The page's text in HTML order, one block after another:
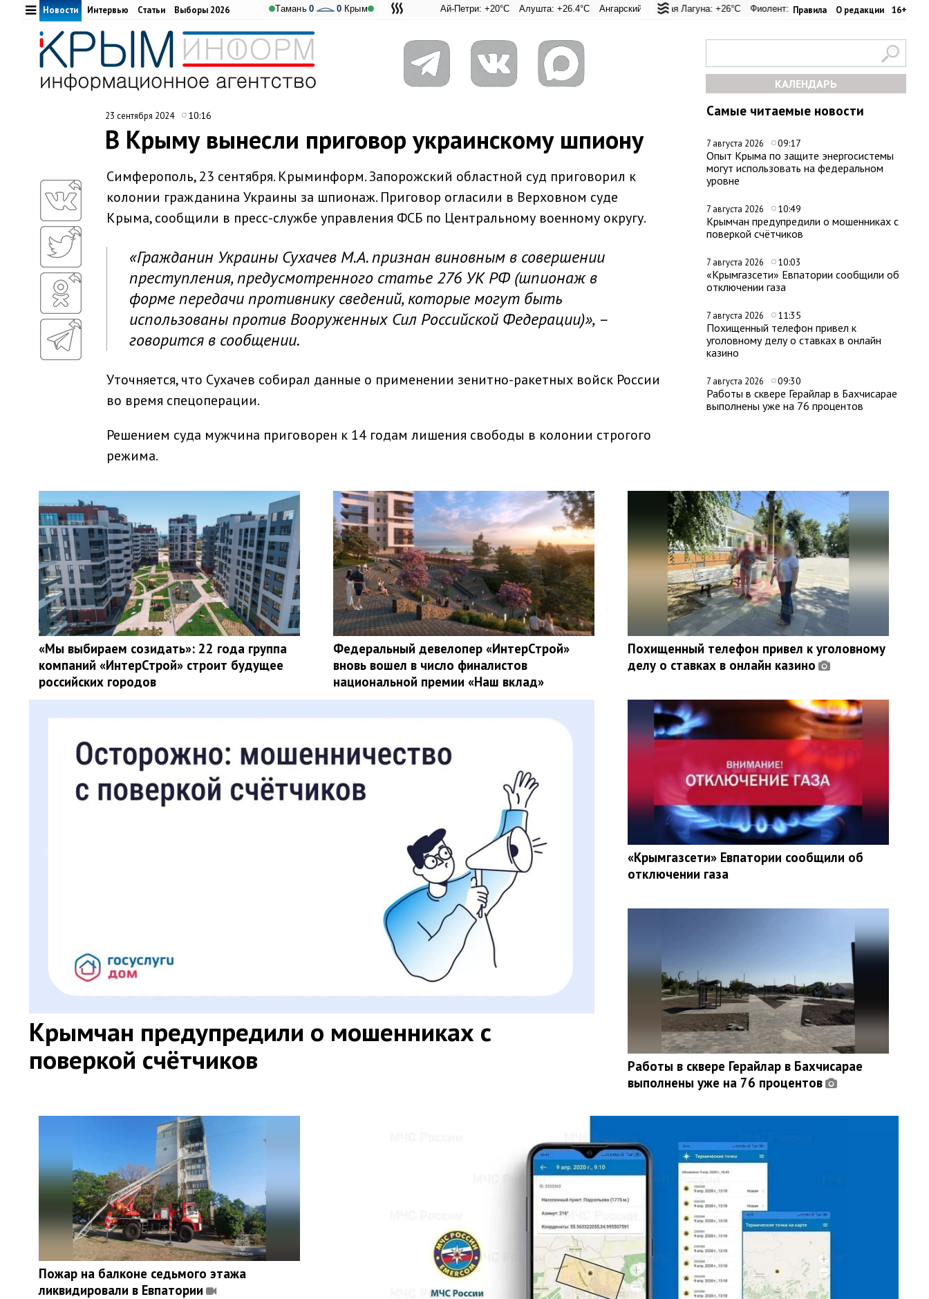
Правила О редакции 16+
Адмиральская Лагуна: +26°C Фиолент: +26.5°C Казачья бухта: +26.4°C
Ай-Петри: +20°C Алушта: +26.4°C Ангарский перевал: +23°C Евпатория: +29.8°C Керчь: +33.4°C Никитский сад:
Тамань 0 0 Крым
Новости Интервью Статьи Выборы 2026
КАЛЕНДАРЬ
Самые читаемые новости
7 августа 2026 09:17
Опыт Крыма по защите энергосистемы
могут использовать на федеральном
уровне
7 августа 2026 10:49
Крымчан предупредили о мошенниках с
поверкой счётчиков
7 августа 2026 10:03
«Крымгазсети» Евпатории сообщили об
отключении газа
7 августа 2026 11:35
Похищенный телефон привел к
уголовному делу о ставках в онлайн
казино
7 августа 2026 09:30
Работы в сквере Герайлар в Бахчисарае
выполнены уже на 76 процентов
23 сентября 2024 10:16
В Крыму вынесли приговор украинскому шпиону
Симферополь, 23 сентября. Крыминформ. Запорожский областной суд приговорил к
колонии гражданина Украины за шпионаж. Приговор огласили в Верховном суде
Крыма, сообщили в пресс-службе управления ФСБ по Центральному военному округу.
«Гражданин Украины Сухачев М.А. признан виновным в совершении
преступления, предусмотренного статье 276 УК РФ (шпионаж в
форме передачи противнику сведений, которые могут быть
использованы против Вооруженных Сил Российской Федерации)», –
говорится в сообщении.
Уточняется, что Сухачев собирал данные о применении зенитно-ракетных войск России
во время спецоперации.
Решением суда мужчина приговорен к 14 годам лишения свободы в колонии строгого
режима.
«Мы выбираем созидать»: 22 года группа
компаний «ИнтерСтрой» строит будущее
российских городов
Федеральный девелопер «ИнтерСтрой»
вновь вошел в число финалистов
национальной премии «Наш вклад»
Похищенный телефон привел к уголовному
делу о ставках в онлайн казино
Крымчан предупредили о мошенниках с
поверкой счётчиков
«Крымгазсети» Евпатории сообщили об
отключении газа
Работы в сквере Герайлар в Бахчисарае
выполнены уже на 76 процентов
Пожар на балконе седьмого этажа
ликвидировали в Евпатории